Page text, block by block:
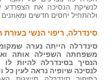
לנשיקת הנסיכה את הצפרדע
ולהתחיל יחסים חדשים
סינדרלה, ריפוי הנשי בעזרת
סינדרלה הייתה נערה
משפחתה השפילה אותה
הנסיך בסינדרלה להיות
לנסיכה שיופיה נראה לעין כל